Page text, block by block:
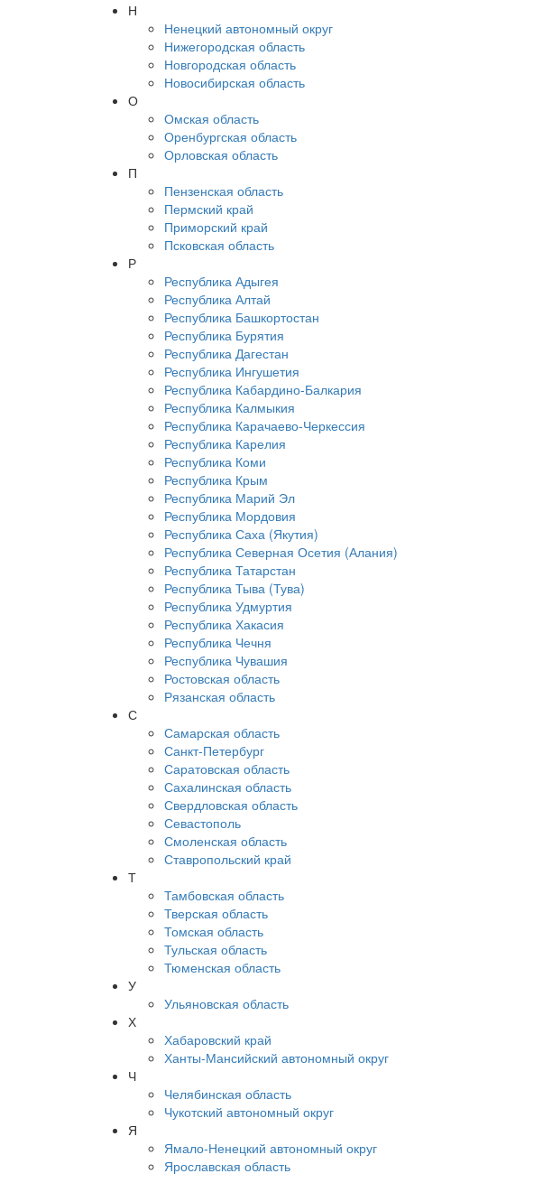
Н
Ненецкий автономный округ
Нижегородская область
Новгородская область
Новосибирская область
О
Омская область
Оренбургская область
Орловская область
П
Пензенская область
Пермский край
Приморский край
Псковская область
Р
Республика Адыгея
Республика Алтай
Республика Башкортостан
Республика Бурятия
Республика Дагестан
Республика Ингушетия
Республика Кабардино-Балкария
Республика Калмыкия
Республика Карачаево-Черкессия
Республика Карелия
Республика Коми
Республика Крым
Республика Марий Эл
Республика Мордовия
Республика Саха (Якутия)
Республика Северная Осетия (Алания)
Республика Татарстан
Республика Тыва (Тува)
Республика Удмуртия
Республика Хакасия
Республика Чечня
Республика Чувашия
Ростовская область
Рязанская область
С
Самарская область
Санкт-Петербург
Саратовская область
Сахалинская область
Свердловская область
Севастополь
Смоленская область
Ставропольский край
Т
Тамбовская область
Тверская область
Томская область
Тульская область
Тюменская область
У
Ульяновская область
Х
Хабаровский край
Ханты-Мансийский автономный округ
Ч
Челябинская область
Чукотский автономный округ
Я
Ямало-Ненецкий автономный округ
Ярославская область